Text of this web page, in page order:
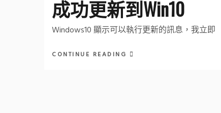
成功更新到Win10
Windows10 顯示可以執行更新的訊息，我立即
CONTINUE READING